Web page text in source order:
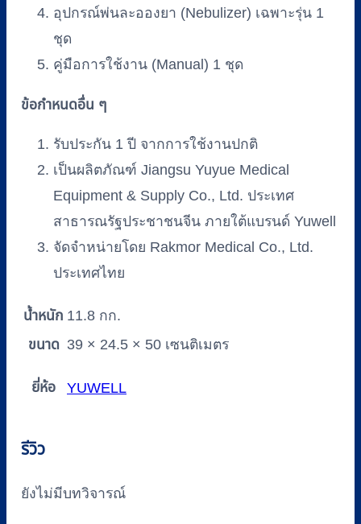
อุปกรณ์พ่นละอองยา (Nebulizer) เฉพาะรุ่น 1
ชุด
คู่มือการใช้งาน (Manual) 1 ชุด
ข้อกำหนดอื่น ๆ
รับประกัน 1 ปี จากการใช้งานปกติ
เป็นผลิตภัณฑ์ Jiangsu Yuyue Medical
Equipment & Supply Co., Ltd. ประเทศ
สาธารณรัฐประชาชนจีน ภายใต้แบรนด์ Yuwell
จัดจำหน่ายโดย Rakmor Medical Co., Ltd.
ประเทศไทย
น้ำหนัก 11.8 กก.
ขนาด 39 × 24.5 × 50 เซนติเมตร
ยี่ห้อ YUWELL
รีวิว
ยังไม่มีบทวิจารณ์